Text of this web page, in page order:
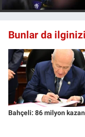
Bunlar da
Bahçeli: 86 milyon
Popüler
Programlar
Sağlık